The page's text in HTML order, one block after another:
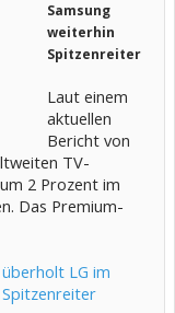
Samsung
weiterhin
Spitzenreiter
Laut einem
aktuellen
Bericht von
TV-
2 Prozent im
Das Premium-
LG im